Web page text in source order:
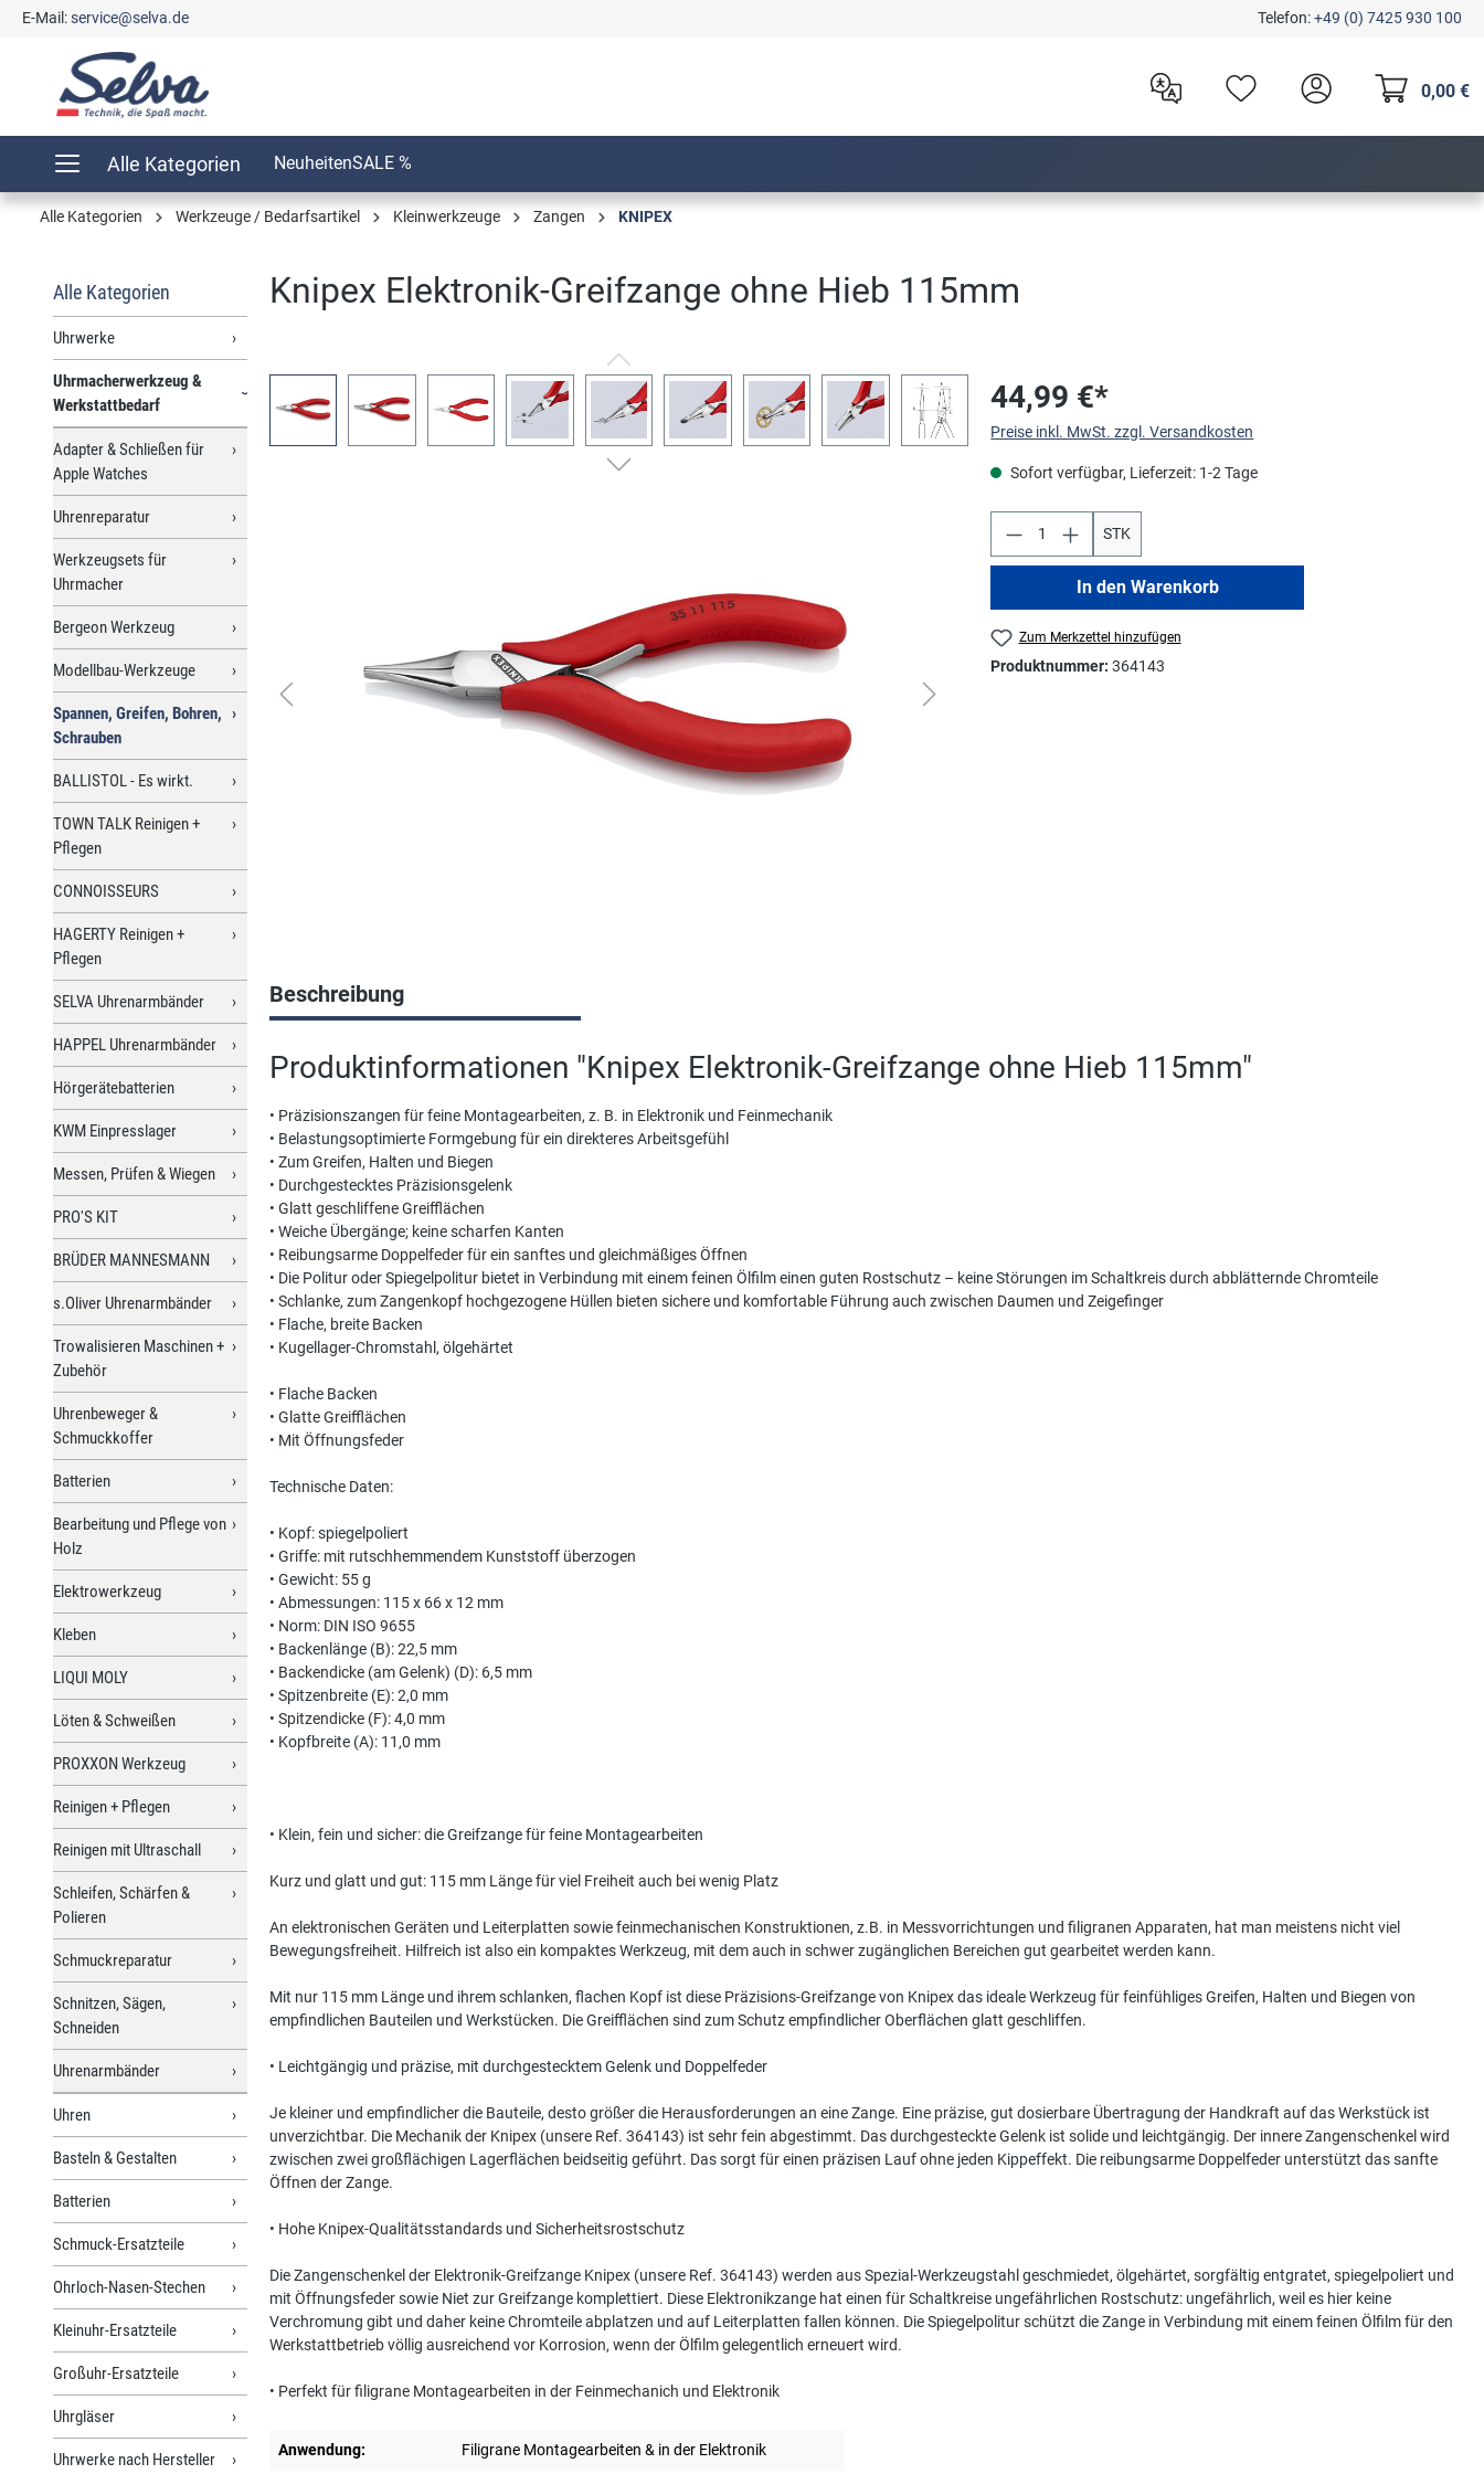
Zur Hauptnavigation springen
E-Mail:service@selva.de Telefon:+49 (0) 7425 930 100
0,00 €
Alle Kategorien NeuheitenSALE %
Alle Kategorien Werkzeuge / Bedarfsartikel Kleinwerkzeuge Zangen KNIPEX
Alle Kategorien
Uhrwerke
Uhrmacherwerkzeug &
Werkstattbedarf
Adapter & Schließen für
Apple Watches
Uhrenreparatur
Werkzeugsets für
Uhrmacher
Bergeon Werkzeug
Modellbau-Werkzeuge
Spannen, Greifen, Bohren,
Schrauben
BALLISTOL - Es wirkt.
TOWN TALK Reinigen +
Pflegen
CONNOISSEURS
HAGERTY Reinigen +
Pflegen
SELVA Uhrenarmbänder
HAPPEL Uhrenarmbänder
Hörgerätebatterien
KWM Einpresslager
Messen, Prüfen & Wiegen
PRO'S KIT
BRÜDER MANNESMANN
s.Oliver Uhrenarmbänder
Trowalisieren Maschinen +
Zubehör
Uhrenbeweger &
Schmuckkoffer
Batterien
Bearbeitung und Pflege von
Holz
Elektrowerkzeug
Kleben
LIQUI MOLY
Löten & Schweißen
PROXXON Werkzeug
Reinigen + Pflegen
Reinigen mit Ultraschall
Schleifen, Schärfen &
Polieren
Schmuckreparatur
Schnitzen, Sägen,
Schneiden
Uhrenarmbänder
Uhren
Basteln & Gestalten
Batterien
Schmuck-Ersatzteile
Ohrloch-Nasen-Stechen
Kleinuhr-Ersatzteile
Großuhr-Ersatzteile
Uhrgläser
Uhrwerke nach Hersteller
Knipex Elektronik-Greifzange ohne Hieb 115mm
44,99 €*
Preise inkl. MwSt. zzgl. Versandkosten
Sofort verfügbar, Lieferzeit: 1-2 Tage
STK
In den Warenkorb
Zum Merkzettel hinzufügen
Produktnummer:364143
Beschreibung
Produktinformationen "Knipex Elektronik-Greifzange ohne Hieb 115mm"
• Präzisionszangen für feine Montagearbeiten, z. B. in Elektronik und Feinmechanik
• Belastungsoptimierte Formgebung für ein direkteres Arbeitsgefühl
• Zum Greifen, Halten und Biegen
• Durchgestecktes Präzisionsgelenk
• Glatt geschliffene Greifflächen
• Weiche Übergänge; keine scharfen Kanten
• Reibungsarme Doppelfeder für ein sanftes und gleichmäßiges Öffnen
• Die Politur oder Spiegelpolitur bietet in Verbindung mit einem feinen Ölfilm einen guten Rostschutz – keine Störungen im Schaltkreis durch abblätternde Chromteile
• Schlanke, zum Zangenkopf hochgezogene Hüllen bieten sichere und komfortable Führung auch zwischen Daumen und Zeigefinger
• Flache, breite Backen
• Kugellager-Chromstahl, ölgehärtet
• Flache Backen
• Glatte Greifflächen
• Mit Öffnungsfeder
Technische Daten:
• Kopf: spiegelpoliert
• Griffe: mit rutschhemmendem Kunststoff überzogen
• Gewicht: 55 g
• Abmessungen: 115 x 66 x 12 mm
• Norm: DIN ISO 9655
• Backenlänge (B): 22,5 mm
• Backendicke (am Gelenk) (D): 6,5 mm
• Spitzenbreite (E): 2,0 mm
• Spitzendicke (F): 4,0 mm
• Kopfbreite (A): 11,0 mm
• Klein, fein und sicher: die Greifzange für feine Montagearbeiten
Kurz und glatt und gut: 115 mm Länge für viel Freiheit auch bei wenig Platz
An elektronischen Geräten und Leiterplatten sowie feinmechanischen Konstruktionen, z.B. in Messvorrichtungen und filigranen Apparaten, hat man meistens nicht viel
Bewegungsfreiheit. Hilfreich ist also ein kompaktes Werkzeug, mit dem auch in schwer zugänglichen Bereichen gut gearbeitet werden kann.
Mit nur 115 mm Länge und ihrem schlanken, flachen Kopf ist diese Präzisions-Greifzange von Knipex das ideale Werkzeug für feinfühliges Greifen, Halten und Biegen von
empfindlichen Bauteilen und Werkstücken. Die Greifflächen sind zum Schutz empfindlicher Oberflächen glatt geschliffen.
• Leichtgängig und präzise, mit durchgestecktem Gelenk und Doppelfeder
Je kleiner und empfindlicher die Bauteile, desto größer die Herausforderungen an eine Zange. Eine präzise, gut dosierbare Übertragung der Handkraft auf das Werkstück ist
unverzichtbar. Die Mechanik der Knipex (unsere Ref. 364143) ist sehr fein abgestimmt. Das durchgesteckte Gelenk ist solide und leichtgängig. Der innere Zangenschenkel wird
zwischen zwei großflächigen Lagerflächen beidseitig geführt. Das sorgt für einen präzisen Lauf ohne jeden Kippeffekt. Die reibungsarme Doppelfeder unterstützt das sanfte
Öffnen der Zange.
• Hohe Knipex-Qualitätsstandards und Sicherheitsrostschutz
Die Zangenschenkel der Elektronik-Greifzange Knipex (unsere Ref. 364143) werden aus Spezial-Werkzeugstahl geschmiedet, ölgehärtet, sorgfältig entgratet, spiegelpoliert und
mit Öffnungsfeder sowie Niet zur Greifzange komplettiert. Diese Elektronikzange hat einen für Schaltkreise ungefährlichen Rostschutz: ungefährlich, weil es hier keine
Verchromung gibt und daher keine Chromteile abplatzen und auf Leiterplatten fallen können. Die Spiegelpolitur schützt die Zange in Verbindung mit einem feinen Ölfilm für den
Werkstattbetrieb völlig ausreichend vor Korrosion, wenn der Ölfilm gelegentlich erneuert wird.
• Perfekt für filigrane Montagearbeiten in der Feinmechanich und Elektronik
Anwendung: Filigrane Montagearbeiten & in der Elektronik